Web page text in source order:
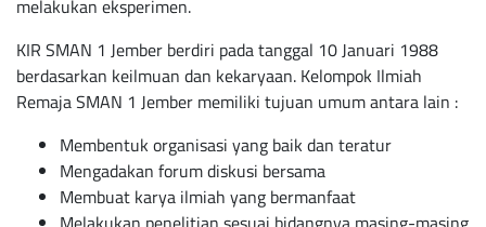
melakukan eksperimen.
KIR SMAN 1 Jember berdiri pada tanggal 10 Januari 1988
berdasarkan keilmuan dan kekaryaan. Kelompok Ilmiah
Remaja SMAN 1 Jember memiliki tujuan umum antara lain :
Membentuk organisasi yang baik dan teratur
Mengadakan forum diskusi bersama
Membuat karya ilmiah yang bermanfaat